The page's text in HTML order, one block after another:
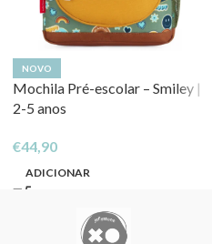
NOVO
Mochila Pré-escolar – Smiley |
2-5 anos
€44,90
ADICIONAR